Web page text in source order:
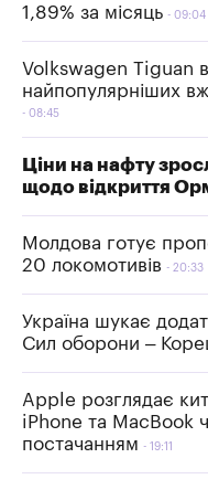
1,89% за місяць 09:04
Volkswagen Tiguan
найпопулярніших
08:45
Ціни на нафту
щодо відкриття
Молдова готує
20 локомотивів
20:33
Україна шукає
Сил оборони –
Apple розглядає
iPhone та MacBook
постачанням
19:11